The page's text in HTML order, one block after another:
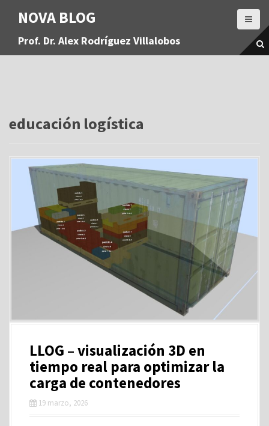
a
NOVA BLOG
Prof. Dr. Alex Rodríguez Villalobos
educación logística
LLOG – visualización 3D en
tiempo real para optimizar la
carga de contenedores
19 marzo, 2026